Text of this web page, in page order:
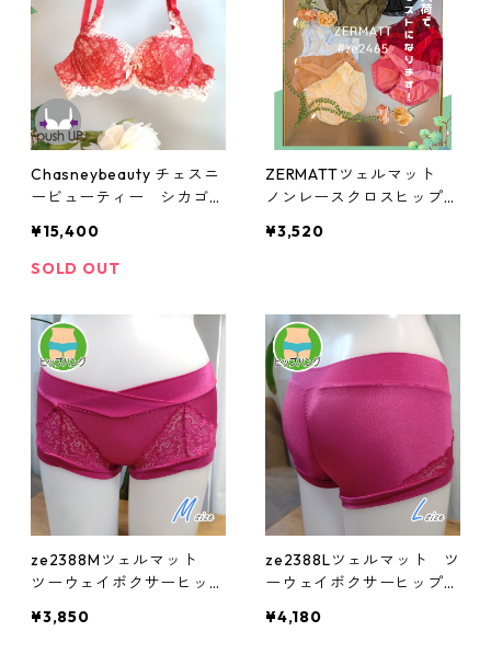
Chasneybeauty チェスニ
ービューティー シカゴプ
al3082151rd
¥15,400
SOLD OUT
ZERMATTツェルマット
ノンレースクロスヒップハ
2465
¥3,520
ze2388Mツェルマット
ツーウェイボクサーヒップ
¥3,850
ze2388Lツェルマット ツ
ーウェイボクサーヒップハ
¥4,180